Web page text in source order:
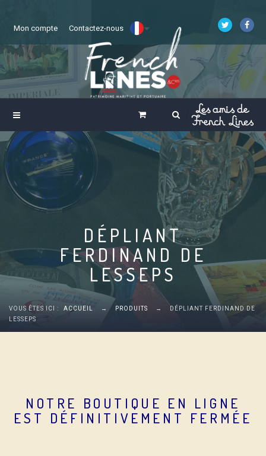
Mon compte Contactez-nous
DÉPLIANT
FERDINAND DE
LESSEPS
VOUS ÊTES ICI : ACCUEIL → PRODUITS →
DÉPLIANT FERDINAND DE
LESSEPS
NOTRE BOUTIQUE EN LIGNE
EST DÉFINITIVEMENT FERMÉE